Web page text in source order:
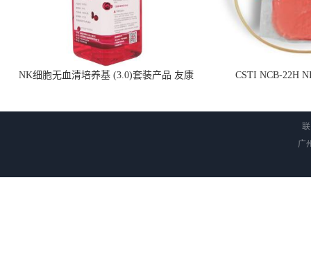
NK细胞无血清培养基 (3.0)套装产品 友康
CSTI NCB-22H
广